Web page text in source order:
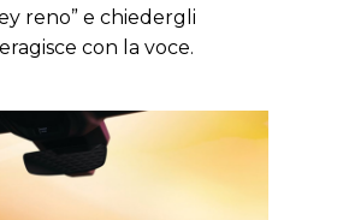
reno” e chiedergli
con la voce.